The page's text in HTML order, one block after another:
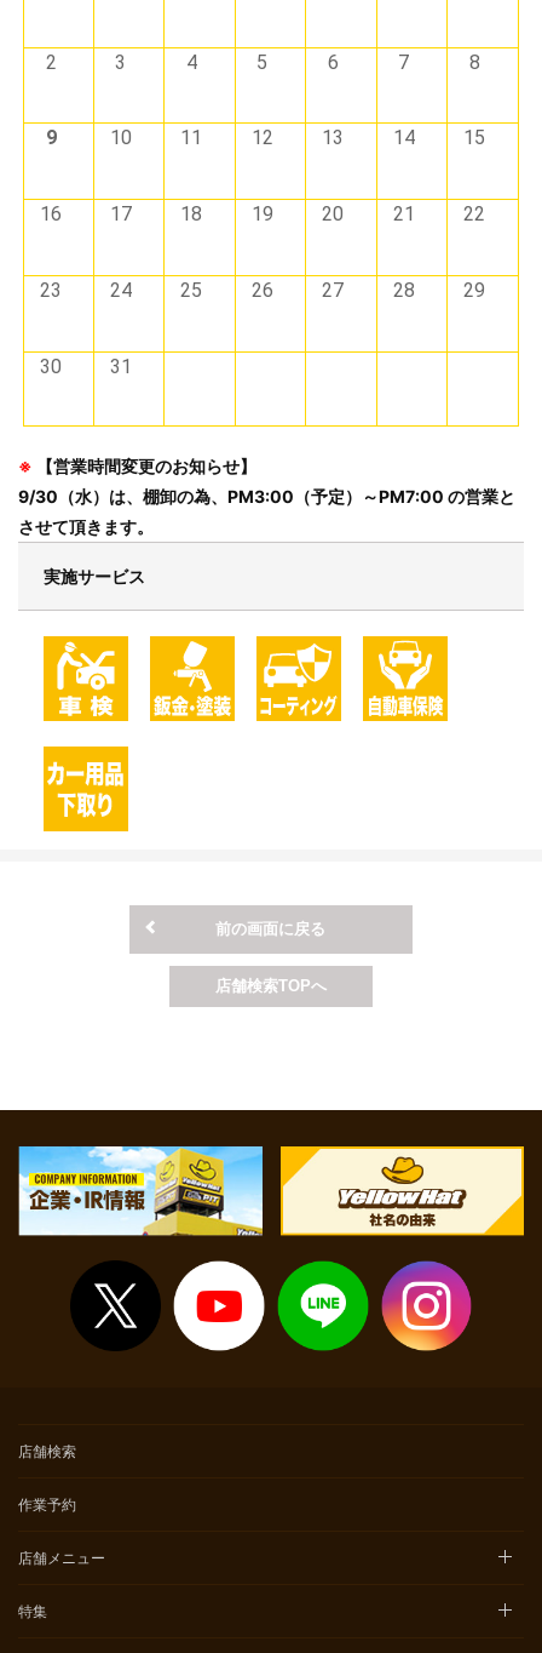
2 3 4 5 6 7 8
9 10 11 12 13 14 15
16 17 18 19 20 21 22
23 24 25 26 27 28 29
30 31
※ 【営業時間変更のお知らせ】
9/30（水）は、棚卸の為、PM3:00（予定）～PM7:00 の営業と
させて頂きます。
実施サービス
前の画面に戻る
店舗検索TOPへ
店舗検索
作業予約
店舗メニュー
特集